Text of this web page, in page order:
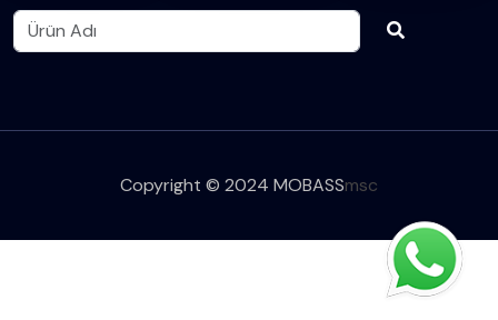
Copyright © 2024 MOBASSmsc